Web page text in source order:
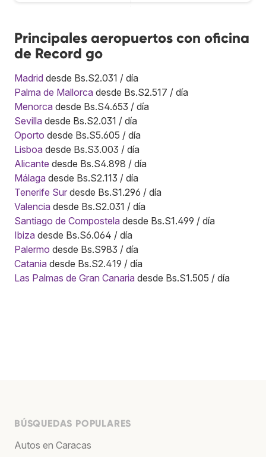
Principales aeropuertos con oficina
de Record go
Madrid desde Bs.S2.031 / día
Palma de Mallorca desde Bs.S2.517 / día
Menorca desde Bs.S4.653 / día
Sevilla desde Bs.S2.031 / día
Oporto desde Bs.S5.605 / día
Lisboa desde Bs.S3.003 / día
Alicante desde Bs.S4.898 / día
Málaga desde Bs.S2.113 / día
Tenerife Sur desde Bs.S1.296 / día
Valencia desde Bs.S2.031 / día
Santiago de Compostela desde Bs.S1.499 / día
Ibiza desde Bs.S6.064 / día
Palermo desde Bs.S983 / día
Catania desde Bs.S2.419 / día
Las Palmas de Gran Canaria desde Bs.S1.505 / día
BÚSQUEDAS POPULARES
Autos en Caracas